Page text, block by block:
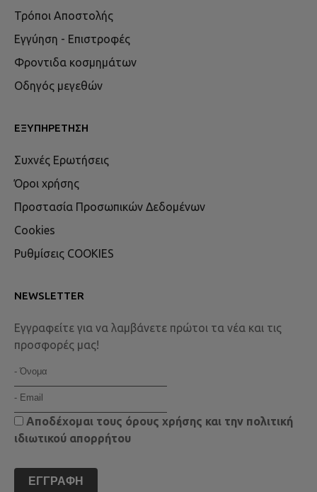
Τρόποι Αποστολής
Εγγύηση - Επιστροφές
Φροντιδα κοσμημάτων
Οδηγός μεγεθών
ΕΞΥΠΗΡΈΤΗΣΗ
Συχνές Ερωτήσεις
Όροι χρήσης
Προστασία Προσωπικών Δεδομένων
Cookies
Ρυθμίσεις COOKIES
NEWSLETTER
Εγγραφείτε για να λαμβάνετε πρώτοι τα νέα και τις
προσφορές μας!
Αποδέχομαι τους όρους χρήσης και την πολιτική
ιδιωτικού απορρήτου
ΕΓΓΡΑΦΉ